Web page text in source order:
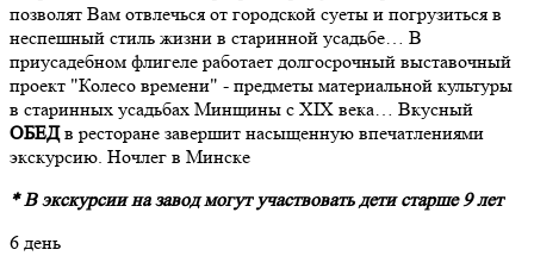
позволят Вам отвлечься от городской суеты и погрузиться в
неспешный стиль жизни в старинной усадьбе… В
приусадебном флигеле работает долгосрочный выставочный
проект "Колесо времени" - предметы материальной культуры
в старинных усадьбах Минщины с XIX века… Вкусный
ОБЕДв ресторане завершит насыщенную впечатлениями
экскурсию. Ночлег в Минске
* В экскурсии на завод могут участвовать дети старше 9 лет
6 день